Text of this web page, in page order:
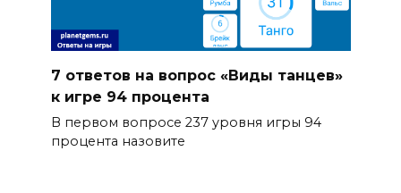
7 ответов на вопрос «Виды танцев»
к игре 94 процента
В первом вопросе 237 уровня игры 94
процента назовите